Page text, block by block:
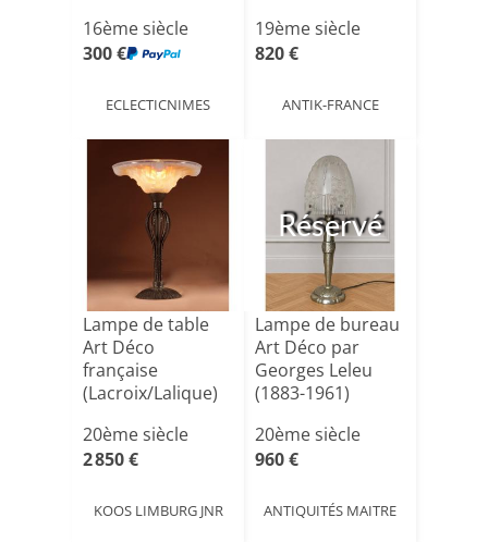
16ème siècle
300 €
ECLECTICNIMES
19ème siècle
820 €
ANTIK-FRANCE
Lampe de table
Art Déco
française
(Lacroix/Lalique)
20ème siècle
2 850 €
KOOS LIMBURG JNR
Réservé
Lampe de bureau
Art Déco par
Georges Leleu
(1883-1961)
20ème siècle
960 €
ANTIQUITÉS MAITRE